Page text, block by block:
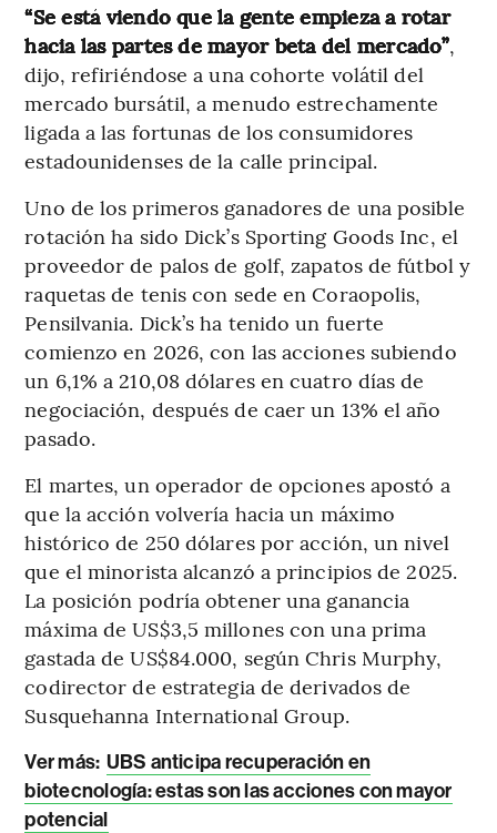
“Se está viendo que la gente empieza a rotar
hacia las partes de mayor beta del mercado”,
dijo, refiriéndose a una cohorte volátil del
mercado bursátil, a menudo estrechamente
ligada a las fortunas de los consumidores
estadounidenses de la calle principal.
Uno de los primeros ganadores de una posible
rotación ha sido Dick’s Sporting Goods Inc, el
proveedor de palos de golf, zapatos de fútbol y
raquetas de tenis con sede en Coraopolis,
Pensilvania. Dick’s ha tenido un fuerte
comienzo en 2026, con las acciones subiendo
un 6,1% a 210,08 dólares en cuatro días de
negociación, después de caer un 13% el año
pasado.
El martes, un operador de opciones apostó a
que la acción volvería hacia un máximo
histórico de 250 dólares por acción, un nivel
que el minorista alcanzó a principios de 2025.
La posición podría obtener una ganancia
máxima de US$3,5 millones con una prima
gastada de US$84.000, según Chris Murphy,
codirector de estrategia de derivados de
Susquehanna International Group.
Ver más: UBS anticipa recuperación en
biotecnología: estas son las acciones con mayor
potencial